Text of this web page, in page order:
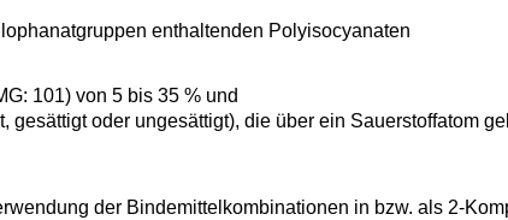
enthaltenden Polyisocyanaten
101) von 5 bis 35 % und
oder ungesättigt), die über ein Sauerstoffatom
der Bindemittelkombinationen in bzw. als 2-